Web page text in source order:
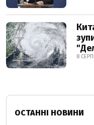
8
ОСТАННІ НОВИНИ